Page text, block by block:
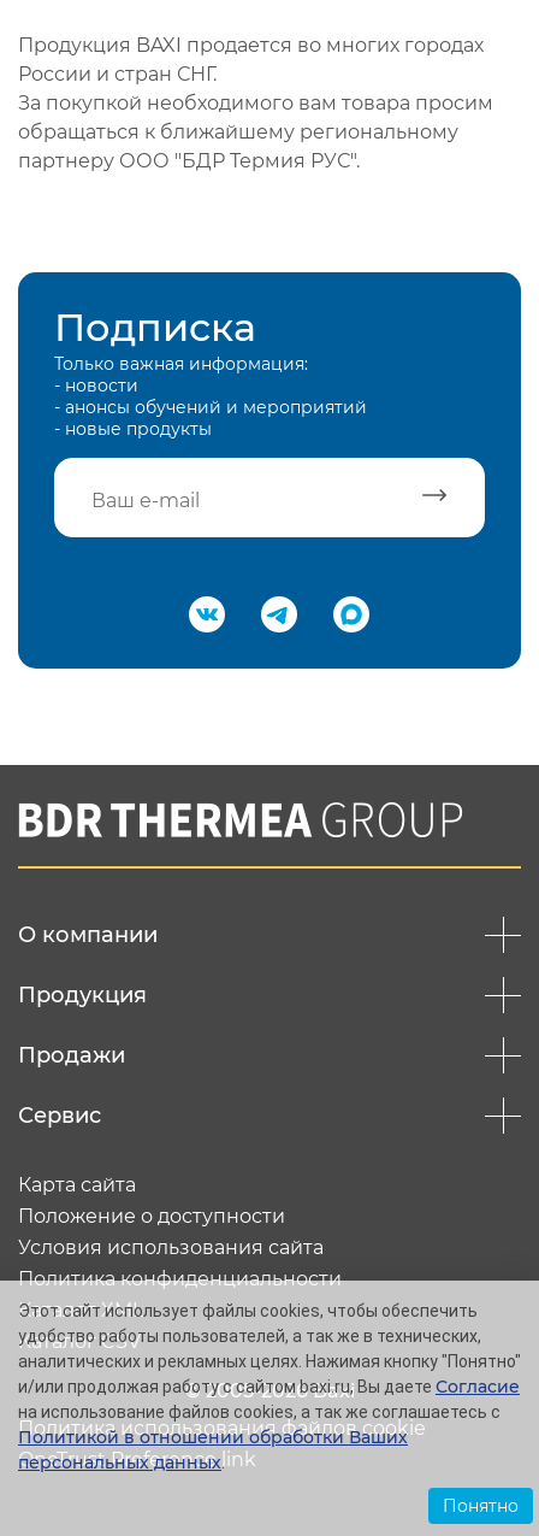
Продукция BAXI продается во многих городах
России и стран СНГ.
За покупкой необходимого вам товара просим
обращаться к ближайшему региональному
партнеру ООО "БДР Термия РУС".
Подписка
Только важная информация:
- новости
- анонсы обучений и мероприятий
- новые продукты
Подтвердить e-mail
Вы соглашаетесь с нашей политикой
конфеденциальности
О компании
Продукция
Продажи
Сервис
© 2005-2026 Baxi
Карта сайта
Положение о доступности
Условия использования сайта
Политика конфиденциальности
Каталог XML
Каталог CSV
Политика использования файлов cookie
OneTrust Preference link
Этот сайт использует файлы cookies, чтобы обеспечить
удобство работы пользователей, а так же в технических,
аналитических и рекламных целях. Нажимая кнопку "Понятно"
и/или продолжая работу с сайтом baxi.ru, Вы даете Согласие
на использование файлов cookies, а так же соглашаетесь с
Политикой в отношении обработки Ваших
персональных данных.
Понятно